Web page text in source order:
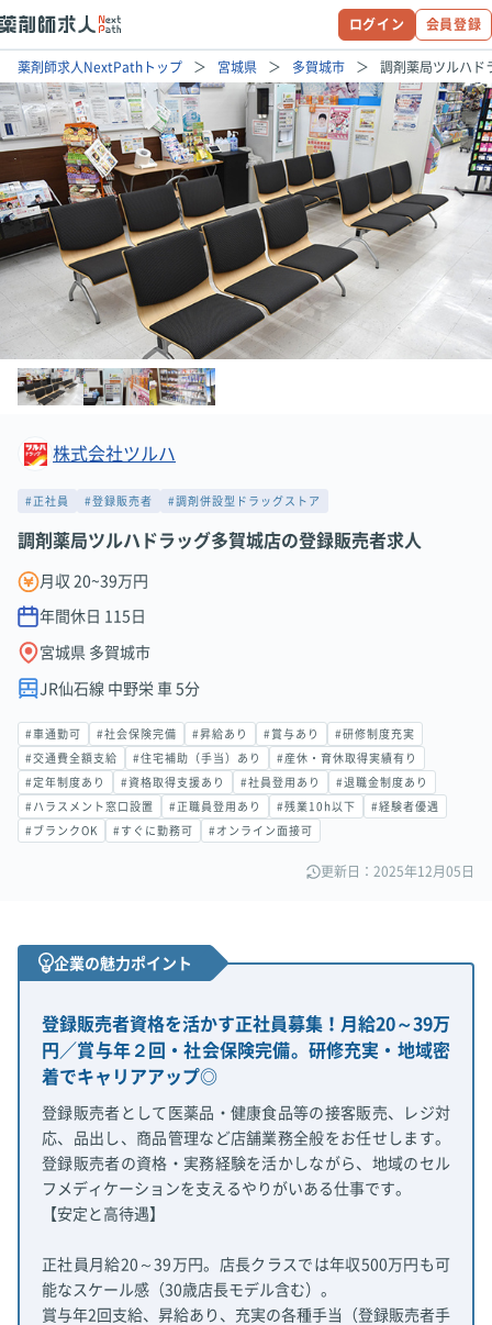
ログイン 会員登録
薬剤師求人NextPathトップ 宮城県 多賀城市 調剤薬局ツルハド
株式会社ツルハ
#正社員 #登録販売者 #調剤併設型ドラッグストア
調剤薬局ツルハドラッグ多賀城店の登録販売者求人
月収 20~39万円
年間休日 115 日
宮城県 多賀城市
JR仙石線 中野栄 車 5分
#車通勤可 #社会保険完備 #昇給あり #賞与あり #研修制度充実
#交通費全額支給 #住宅補助（手当）あり #産休・育休取得実績有り
#定年制度あり #資格取得支援あり #社員登用あり #退職金制度あり
#ハラスメント窓口設置 #正職員登用あり #残業10h以下 #経験者優遇
#ブランクOK #すぐに勤務可 #オンライン面接可
更新日：2025年12月05日
企業の魅力ポイント
登録販売者資格を活かす正社員募集！月給20～39万
円／賞与年２回・社会保険完備。研修充実・地域密
着でキャリアアップ◎
登録販売者として医薬品・健康食品等の接客販売、レジ対
応、品出し、商品管理など店舗業務全般をお任せします。
登録販売者の資格・実務経験を活かしながら、地域のセル
フメディケーションを支えるやりがいある仕事です。
【安定と高待遇】
正社員月給20～39万円。店長クラスでは年収500万円も可
能なスケール感（30歳店長モデル含む）。
賞与年2回支給、昇給あり、充実の各種手当（登録販売者手